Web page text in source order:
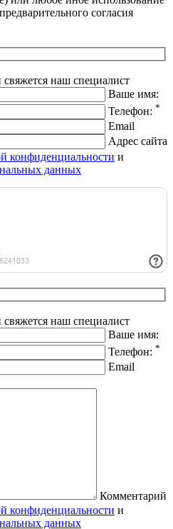
согласия
наш специалист
Ваше имя:
Телефон: *
Email
Адрес сайта
конфиденциальности и
данных
наш специалист
Ваше имя:
Телефон: *
Email
Комментарий
конфиденциальности и
данных